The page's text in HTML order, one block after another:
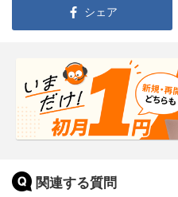
シェア
関連する質問